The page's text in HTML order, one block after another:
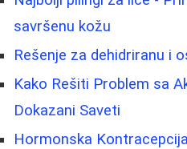
savršenu kožu
Rešenje za dehidriranu i
Kako Rešiti Problem sa
Dokazani Saveti
Hormonska